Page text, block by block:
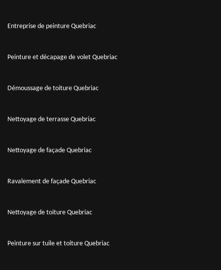
Entreprise de peinture Quebriac
Peinture et décapage de volet Quebriac
Démoussage de toiture Quebriac
Nettoyage de terrasse Quebriac
Nettoyage de façade Quebriac
Ravalement de façade Quebriac
Nettoyage de toiture Quebriac
Peinture sur tuile et toiture Quebriac